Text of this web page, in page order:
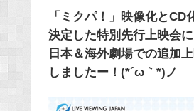
o
o
k
「ミクパ！」映像化とCD
決定した特別先行上映会に
日本＆海外劇場での追加
しましたー！(*´ω｀*)ノ